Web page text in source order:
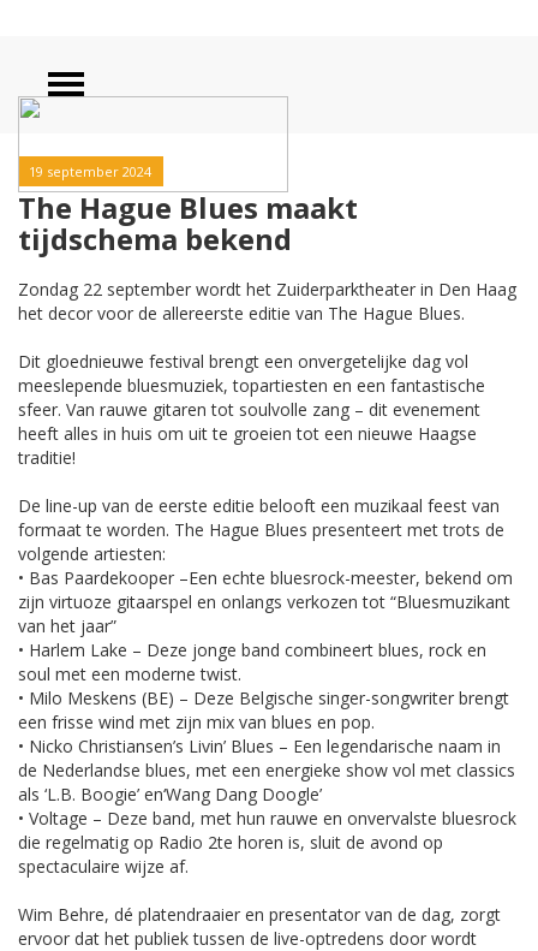
19 september 2024
The Hague Blues maakt
tijdschema bekend
Zondag 22 september wordt het Zuiderparktheater in Den Haag
het decor voor de allereerste editie van The Hague Blues.
Dit gloednieuwe festival brengt een onvergetelijke dag vol
meeslepende bluesmuziek, topartiesten en een fantastische
sfeer. Van rauwe gitaren tot soulvolle zang – dit evenement
heeft alles in huis om uit te groeien tot een nieuwe Haagse
traditie!
De line-up van de eerste editie belooft een muzikaal feest van
formaat te worden. The Hague Blues presenteert met trots de
volgende artiesten:
• Bas Paardekooper –Een echte bluesrock-meester, bekend om
zijn virtuoze gitaarspel en onlangs verkozen tot “Bluesmuzikant
van het jaar”
• Harlem Lake – Deze jonge band combineert blues, rock en
soul met een moderne twist.
• Milo Meskens (BE) – Deze Belgische singer-songwriter brengt
een frisse wind met zijn mix van blues en pop.
• Nicko Christiansen’s Livin’ Blues – Een legendarische naam in
de Nederlandse blues, met een energieke show vol met classics
als ‘L.B. Boogie’ en‘Wang Dang Doogle’
• Voltage – Deze band, met hun rauwe en onvervalste bluesrock
die regelmatig op Radio 2te horen is, sluit de avond op
spectaculaire wijze af.
Wim Behre, dé platendraaier en presentator van de dag, zorgt
ervoor dat het publiek tussen de live-optredens door wordt